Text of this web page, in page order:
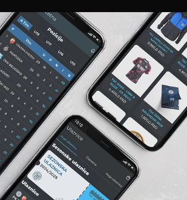
GALERIJE A TIM ČLANSTVO AKREDITACIJE